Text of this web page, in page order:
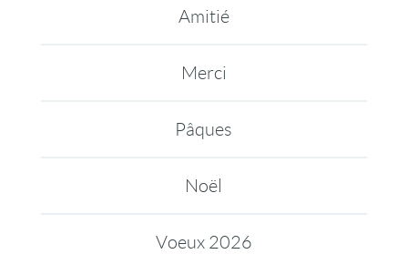
Amitié
Merci
Pâques
Noël
Voeux 2026